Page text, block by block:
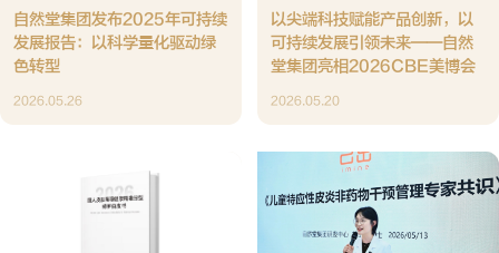
自然堂集团发布2025年可持续
发展报告：以科学量化驱动绿
色转型
2026.05.26
以尖端科技赋能产品创新，以
可持续发展引领未来——自然
堂集团亮相2026CBE美博会
2026.05.20